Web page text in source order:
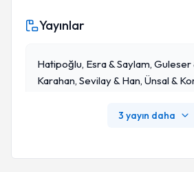
Yayınlar
Hatipoğlu, Esra & Saylam,
Karahan, Sevilay & Han, Ünsal &
Ancy Rates In Laryngeal Cancer
3 yayın daha